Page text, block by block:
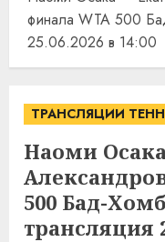
финала WTA 500
25.06.2026 в 14:00
ТРАНСЛЯЦИИ
Наоми
500 Бад-
трансляция